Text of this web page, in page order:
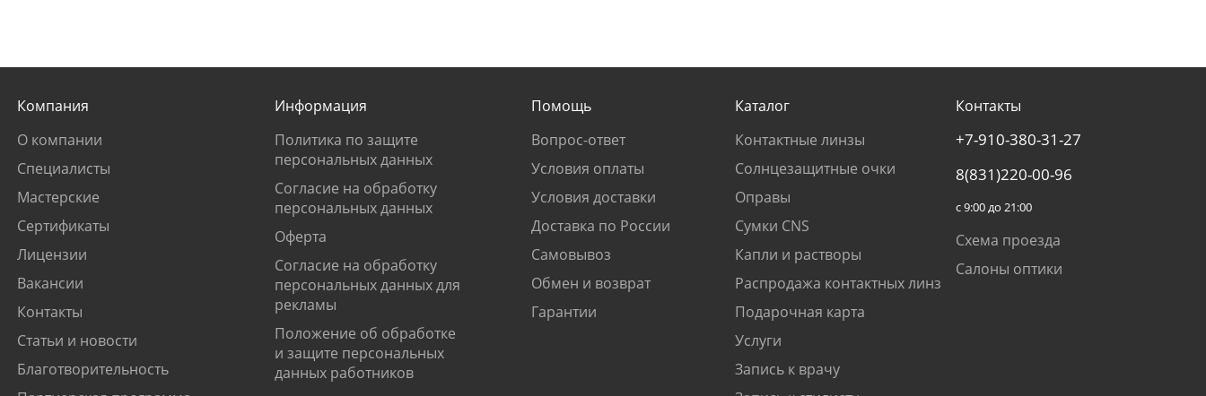
Компания
О компании
Специалисты
Мастерские
Сертификаты
Лицензии
Вакансии
Контакты
Статьи и новости
Благотворительность
Информация
Политика по защите
персональных данных
Согласие на обработку
персональных данных
Оферта
Согласие на обработку
персональных данных для
рекламы
Положение об обработке
и защите персональных
данных работников
Помощь
Вопрос-ответ
Условия оплаты
Условия доставки
Доставка по России
Самовывоз
Обмен и возврат
Гарантии
Каталог
Контактные линзы
Солнцезащитные очки
Оправы
Сумки CNS
Капли и растворы
Распродажа контактных линз
Подарочная карта
Услуги
Запись к врачу
Контакты
+7-910-380-31-27
8(831)220-00-96
с 9:00 до 21:00
Схема проезда
Салоны оптики